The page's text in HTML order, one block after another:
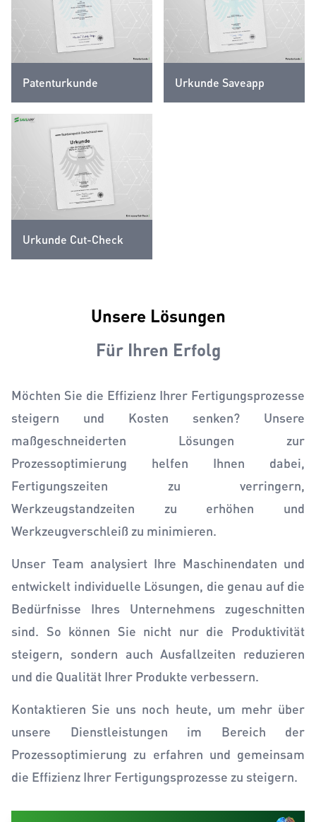
Patenturkunde Urkunde Saveapp
Urkunde Cut-Check
Unsere Lösungen
Für Ihren Erfolg
Möchten Sie die Effizienz Ihrer Fertigungsprozesse
steigern und Kosten senken? Unsere
maßgeschneiderten Lösungen zur
Prozessoptimierung helfen Ihnen dabei,
Fertigungszeiten zu verringern,
Werkzeugstandzeiten zu erhöhen und
Werkzeugverschleiß zu minimieren.
Unser Team analysiert Ihre Maschinendaten und
entwickelt individuelle Lösungen, die genau auf die
Bedürfnisse Ihres Unternehmens zugeschnitten
sind. So können Sie nicht nur die Produktivität
steigern, sondern auch Ausfallzeiten reduzieren
und die Qualität Ihrer Produkte verbessern.
Kontaktieren Sie uns noch heute, um mehr über
unsere Dienstleistungen im Bereich der
Prozessoptimierung zu erfahren und gemeinsam
die Effizienz Ihrer Fertigungsprozesse zu steigern.